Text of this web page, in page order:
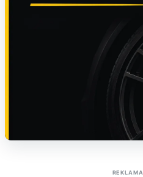
REKLAMA